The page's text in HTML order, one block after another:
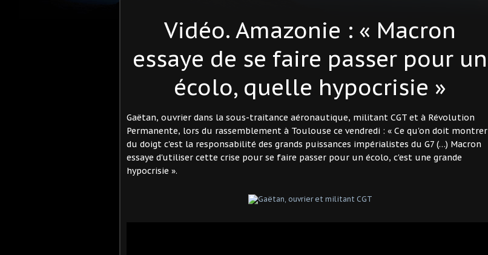
Vidéo. Amazonie : « Macron
essaye de se faire passer pour un
écolo, quelle hypocrisie »
Gaëtan, ouvrier dans la sous-traitance aéronautique, militant CGT et à Révolution
Permanente, lors du rassemblement à Toulouse ce vendredi : « Ce qu'on doit montrer
du doigt c'est la responsabilité des grands puissances impérialistes du G7 (…) Macron
essaye d'utiliser cette crise pour se faire passer pour un écolo, c'est une grande
hypocrisie ».